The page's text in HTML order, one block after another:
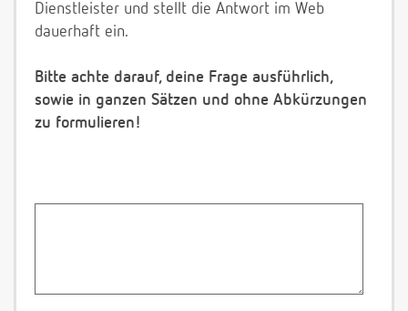
Dienstleister und stellt die Antwort im Web
dauerhaft ein.
Bitte achte darauf, deine Frage ausführlich,
sowie in ganzen Sätzen und ohne Abkürzungen
zu formulieren!